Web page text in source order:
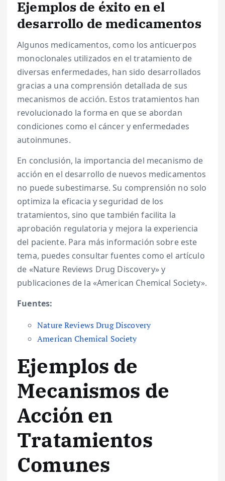
Ejemplos de éxito en el
desarrollo de medicamentos
Algunos medicamentos, como los anticuerpos
monoclonales utilizados en el tratamiento de
diversas enfermedades, han sido desarrollados
gracias a una comprensión detallada de sus
mecanismos de acción. Estos tratamientos han
revolucionado la forma en que se abordan
condiciones como el cáncer y enfermedades
autoinmunes.
En conclusión, la importancia del mecanismo de
acción en el desarrollo de nuevos medicamentos
no puede subestimarse. Su comprensión no solo
optimiza la eficacia y seguridad de los
tratamientos, sino que también facilita la
aprobación regulatoria y mejora la experiencia
del paciente. Para más información sobre este
tema, puedes consultar fuentes como el artículo
de «Nature Reviews Drug Discovery» y
publicaciones de la «American Chemical Society».
Fuentes:
Nature Reviews Drug Discovery
American Chemical Society
Ejemplos de
Mecanismos de
Acción en
Tratamientos
Comunes